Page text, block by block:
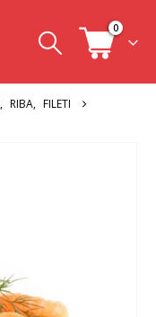
0
, RIBA, FILETI